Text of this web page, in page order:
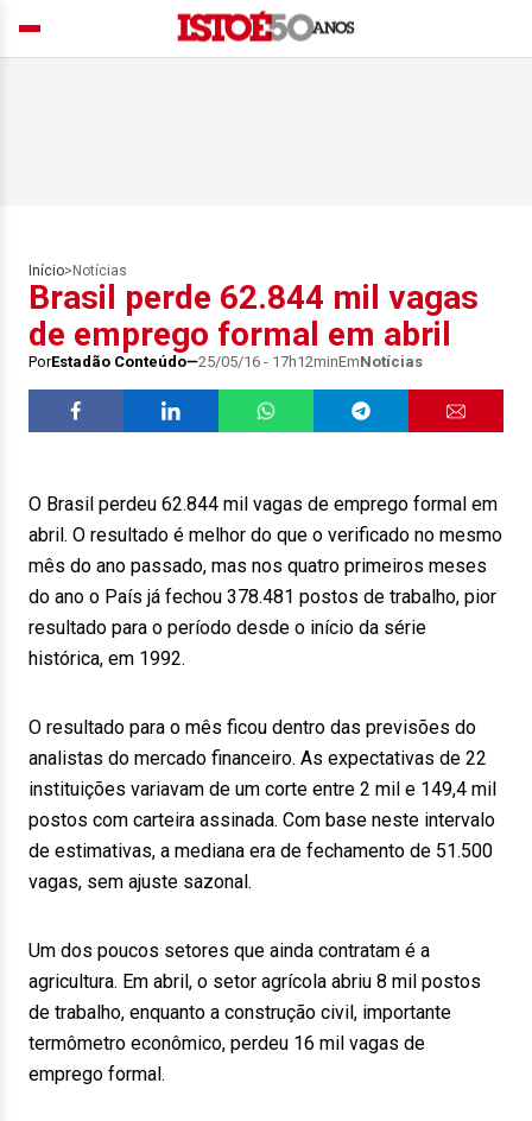
Início> Notícias
Brasil perde 62.844 mil vagas
de emprego formal em abril
PorEstadão Conteúdo 25/05/16 - 17h12minEmNotícias
O Brasil perdeu 62.844 mil vagas de emprego formal em
abril. O resultado é melhor do que o verificado no mesmo
mês do ano passado, mas nos quatro primeiros meses
do ano o País já fechou 378.481 postos de trabalho, pior
resultado para o período desde o início da série
histórica, em 1992.
O resultado para o mês ficou dentro das previsões do
analistas do mercado financeiro. As expectativas de 22
instituições variavam de um corte entre 2 mil e 149,4 mil
postos com carteira assinada. Com base neste intervalo
de estimativas, a mediana era de fechamento de 51.500
vagas, sem ajuste sazonal.
Um dos poucos setores que ainda contratam é a
agricultura. Em abril, o setor agrícola abriu 8 mil postos
de trabalho, enquanto a construção civil, importante
termômetro econômico, perdeu 16 mil vagas de
emprego formal.